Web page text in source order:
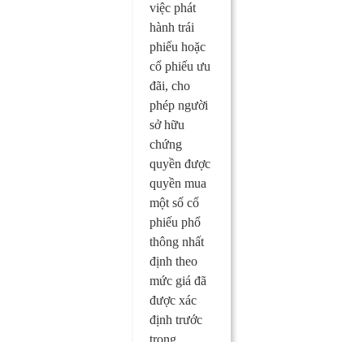
việc phát
hành trái
phiếu hoặc
cổ phiếu ưu
đãi, cho
phép người
sở hữu
chứng
quyền được
quyền mua
một số cổ
phiếu phổ
thông nhất
định theo
mức giá đã
được xác
định trước